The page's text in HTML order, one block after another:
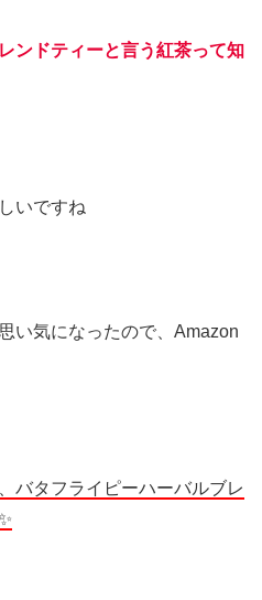
ンドティーと言う紅茶って知
いですね
い気になったので、Amazon
バタフライピーハーバルブレ